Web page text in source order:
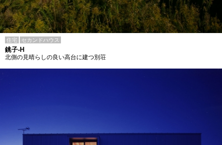
住宅 セカンドハウス
銚子-H
北側の見晴らしの良い高台に建つ別荘